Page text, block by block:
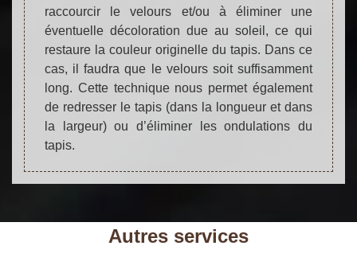
raccourcir le velours et/ou à éliminer une
éventuelle décoloration due au soleil, ce qui
restaure la couleur originelle du tapis. Dans ce
cas, il faudra que le velours soit suffisamment
long. Cette technique nous permet également
de redresser le tapis (dans la longueur et dans
la largeur) ou d’éliminer les ondulations du
tapis.
Autres services